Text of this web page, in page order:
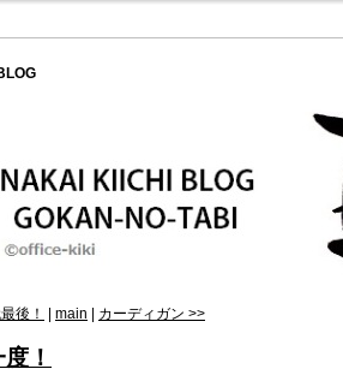
後！ main カーディガン >>
！